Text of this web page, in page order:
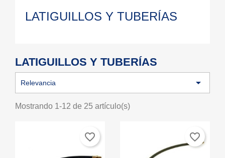
LATIGUILLOS Y TUBERÍAS
LATIGUILLOS Y TUBERÍAS
Relevancia 
Mostrando 1-12 de 25 artículo(s)
favorite_border favorite_border